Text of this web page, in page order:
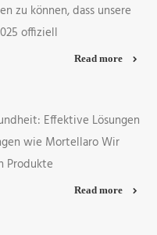
zu können, dass unsere
offiziell
Read more
Effektive Lösungen
wie Mortellaro Wir
Produkte
Read more